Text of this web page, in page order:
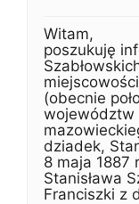
Witam,
poszukuję
(obecnie
województw
dziadek,
8 maja 1887
Stanisława
Franciszki z